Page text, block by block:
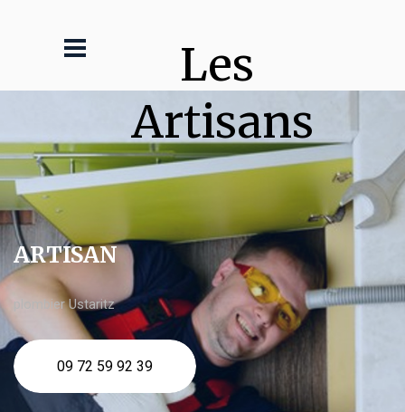
Les
Artisans
ARTISAN
plombier Ustaritz
09 72 59 92 39